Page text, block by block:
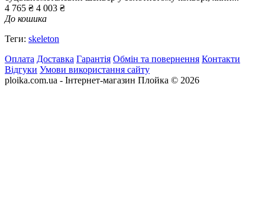
4 765 ₴ 4 003 ₴
До кошика
Теги: skeleton
Оплата Доставка Гарантія Обмін та повернення Контакти
Відгуки Умови використання сайту
ploika.com.ua - Інтернет-магазин Плойка © 2026